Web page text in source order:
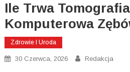
Ile Trwa Tomografia
Komputerowa
Zdrowie I Uroda
30 Czerwca, 2026 Redakcja